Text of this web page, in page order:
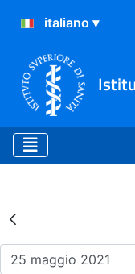
Risultati